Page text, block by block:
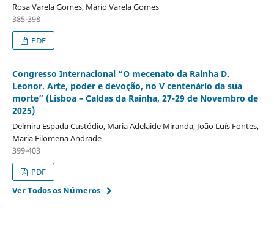
Rosa Varela Gomes, Mário Varela Gomes
385-398
PDF
Congresso Internacional “O mecenato da Rainha D.
Leonor. Arte, poder e devoção, no V centenário da sua
morte” (Lisboa – Caldas da Rainha, 27-29 de Novembro de
2025)
Delmira Espada Custódio, Maria Adelaide Miranda, João Luís Fontes,
Maria Filomena Andrade
399-403
PDF
Ver Todos os Números